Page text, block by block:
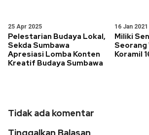
25 Apr 2025
Pelestarian Budaya Lokal,
Sekda Sumbawa
Apresiasi Lomba Konten
Kreatif Budaya Sumbawa
16 Jan 2021
Miliki
Seorang
Koramil
Tidak ada komentar